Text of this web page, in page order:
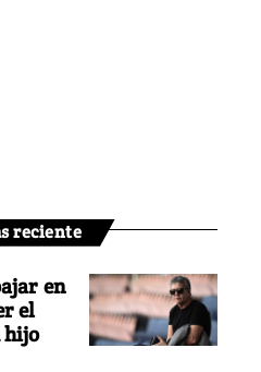
reciente
en
el
hijo